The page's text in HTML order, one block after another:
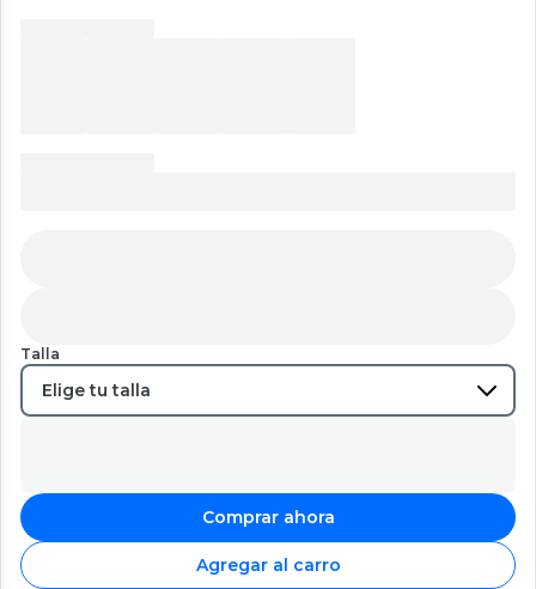
Talla
Comprar ahora
Agregar al carro